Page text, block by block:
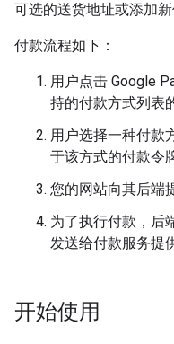
可选的送货地址或添加新
付款流程如下：
用户点击 Google
持的付款方式列表
用户选择一种付款
于该方式的付款令
您的网站向其后端
为了执行付款，后
发送给付款服务提
开始使用